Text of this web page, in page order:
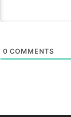
0 COMMENTS